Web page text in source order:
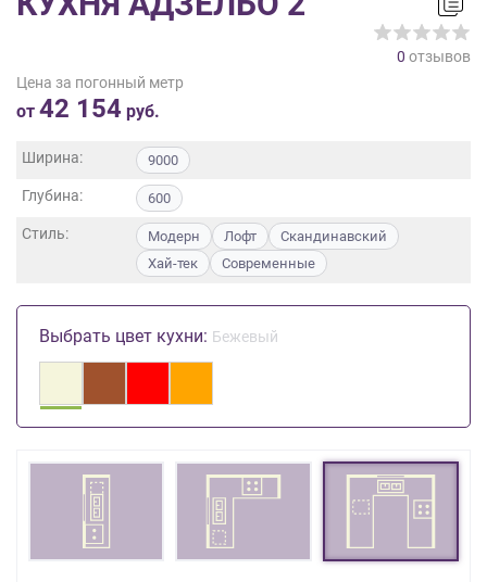
0 отзывов
Цена за погонный метр
от 42 154 руб.
Ширина: 9000
Глубина: 600
Стиль: Модерн Лофт
Скандинавский
Хай-тек
Современные
Выбрать цвет кухни: Бежевый
данных ,
Согласие
обработку
данных
порядке
условиях
Политики
персональных